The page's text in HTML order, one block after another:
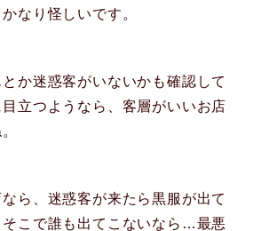
なり怪しいです。
か迷惑客がいないかも確認して
立つようなら、客層がいいお店
ら、迷惑客が来たら黒服が出て
そこで誰も出てこないなら…最悪